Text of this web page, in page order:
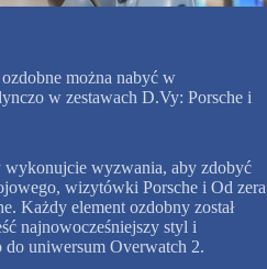
można nabyć w
w zestawach D.Vy: Porsche i
wykonujcie wyzwania, aby zdobyć
wizytówki Porsche i Od zera
Każdy element ozdobny został
najnowocześniejszy styl i
do uniwersum Overwatch 2.